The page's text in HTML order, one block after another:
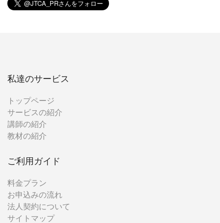
私達のサービス
トップページ
サービスの紹介
講師の紹介
教材の紹介
ご利用ガイド
料金プラン
お申込みの流れ
法人契約について
サイトマップ